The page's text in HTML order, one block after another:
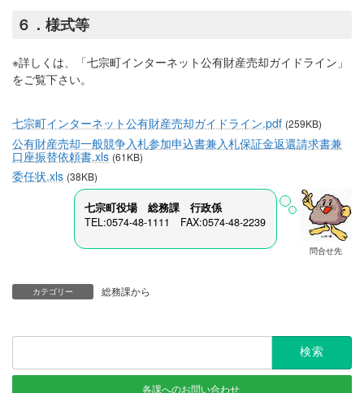
６．様式等
※詳しくは、「七宗町インターネット公有財産売却ガイドライン」
をご覧下さい。
七宗町インターネット公有財産売却ガイドライン.pdf (259KB)
公有財産売却一般競争入札参加申込書兼入札保証金返還請求書兼
口座振替依頼書.xls (61KB)
委任状.xls (38KB)
問合せ先
七宗町役場 総務課 行政係
TEL:0574-48-1111 FAX:0574-48-2239
カテゴリー 総務課から
各課へのお問い合わせ